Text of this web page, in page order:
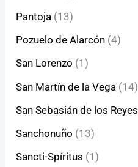
Pantoja (13)
Pozuelo de Alarcón (4)
San Lorenzo (1)
San Martín de la Vega (14)
San Sebasián de los Reyes
Sanchonuño (13)
Sancti-Spíritus (1)